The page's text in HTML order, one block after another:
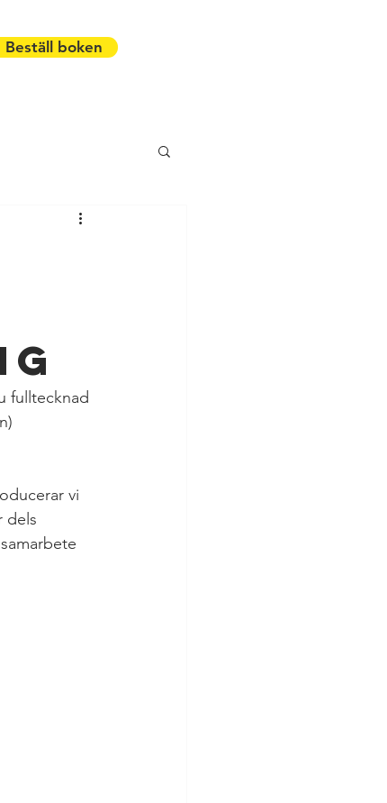
Beställ boken
fulltecknad
vi
dels